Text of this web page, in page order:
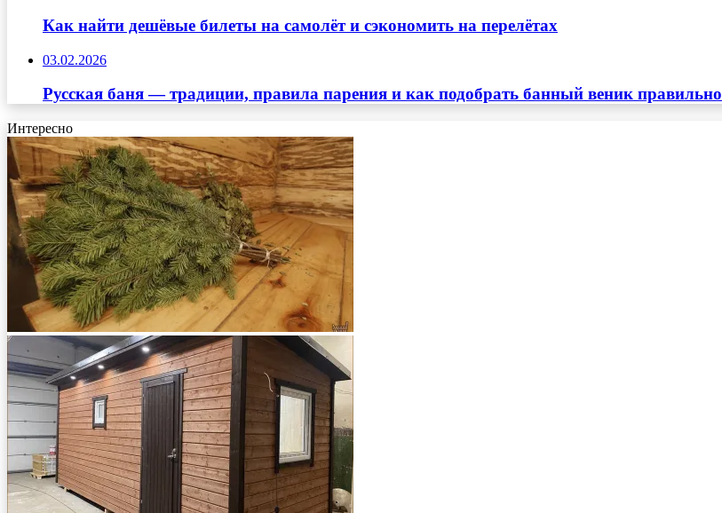
Как найти дешёвые билеты на самолёт и сэкономить на перелётах
03.02.2026
Русская баня — традиции, правила парения и как подобрать банный веник правильно
Интересно